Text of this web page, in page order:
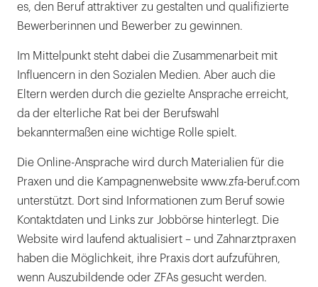
es, den Beruf attraktiver zu gestalten und qualifizierte
Bewerberinnen und Bewerber zu gewinnen.
Im Mittelpunkt steht dabei die Zusammenarbeit mit
Influencern in den Sozialen Medien. Aber auch die
Eltern werden durch die gezielte Ansprache erreicht,
da der elterliche Rat bei der Berufswahl
bekanntermaßen eine wichtige Rolle spielt.
Die Online-Ansprache wird durch Materialien für die
Praxen und die Kampagnenwebsite www.zfa-beruf.com
unterstützt. Dort sind Informationen zum Beruf sowie
Kontaktdaten und Links zur Jobbörse hinterlegt. Die
Website wird laufend aktualisiert – und Zahnarztpraxen
haben die Möglichkeit, ihre Praxis dort aufzuführen,
wenn Auszubildende oder ZFAs gesucht werden.